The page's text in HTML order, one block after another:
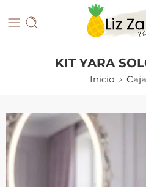
KIT YARA
Inicio